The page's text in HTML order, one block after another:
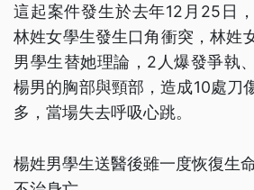
這起案件發生於去年12月25日
林姓女學生發生口角衝突，林姓
男學生替她理論，2人爆發爭執
楊男的胸部與頸部，造成10處刀
多，當場失去呼吸心跳。
楊姓男學生送醫後雖一度恢復生